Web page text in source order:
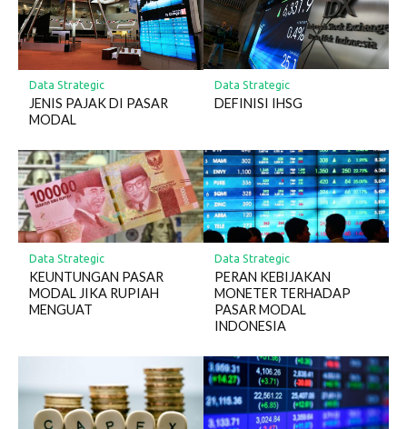
Data Strategic
JENIS PAJAK DI PASAR
MODAL
Data Strategic
DEFINISI IHSG
Data Strategic
KEUNTUNGAN PASAR
MODAL JIKA RUPIAH
MENGUAT
Data Strategic
PERAN KEBIJAKAN
MONETER TERHADAP
PASAR MODAL
INDONESIA